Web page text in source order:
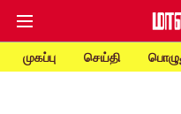
முகப்பு செய்தி